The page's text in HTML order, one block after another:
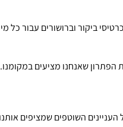
ביקור וברושורים עבור כל מי
שאנחנו מציעים במקומנו.
השוטפים שמציפים אותנו